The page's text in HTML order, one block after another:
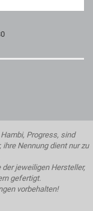
Hambi, Progress, sind
Nennung dient nur zu
jeweiligen Hersteller,
gefertigt.
vorbehalten!